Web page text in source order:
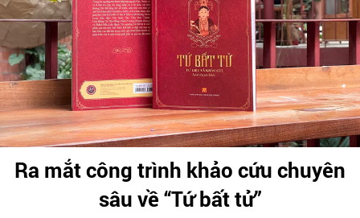
Ra mắt công trình khảo cứu chuyên
sâu về “Tứ bất tử”